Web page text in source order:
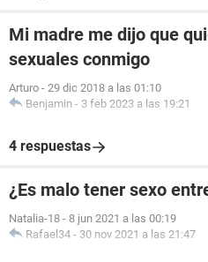
Mi madre me dijo que
sexuales conmigo
Arturo - 29 dic 2018 a las 01:10
Benjamin - 3 feb 2023 a las 19:21
4 respuestas
¿Es malo tener sexo
Natalia-18 - 8 jun 2021 a las 00:19
Rafael34 - 30 nov 2021 a las 21:47